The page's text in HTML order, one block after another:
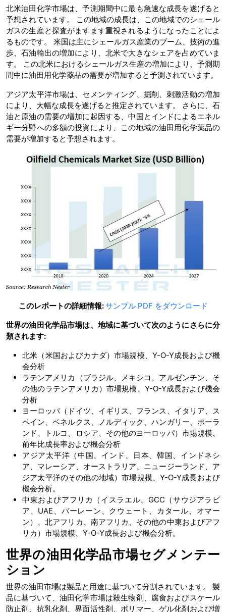
北米油田化学市場は、予測期間中に最も急速な成長を遂げると
予想されています。 この地域の成長は、この地域でのシェール
ガスの生産と探査がますます重視されるようになったことによ
るものです。 米国は主にシェールガス産業のブーム、技術の進
歩、石油輸出の増加により、北米で大きなシェアを占めていま
す。 この北米におけるシェールガス生産の増加により、予測期
間中に油田用化学薬品の需要が増加すると予測されています。
アジア太平洋市場は、セメンティング、掘削、刺激活動の増加
により、大幅な成長を遂げると推定されています。 さらに、石
油と原油の需要の増加に起因する、中国とインドによるエネル
ギー分野への多額の投資により、この地域の油田用化学薬品の
需要が増加すると予想されます。
このレポートの詳細情報:サンプル PDF をダウンロード
世界の油田化学品市場は、地域に基づいて次のようにさらに分
類されます:
北米（米国およびカナダ）市場規模、Y-O-Y成長および機
会分析
ラテンアメリカ（ブラジル、メキシコ、アルゼンチン、そ
の他のラテンアメリカ）市場規模、Y-O-Y成長および機会
分析
ヨーロッパ（ドイツ、イギリス、フランス、イタリア、ス
ペイン、ベネルクス、ノルディック、ハンガリー、ポーラ
ンド、トルコ、ロシア、その他のヨーロッパ）市場規模、
前年比成長率および機会分析
アジア太平洋（中国、インド、日本、韓国、インドネシ
ア、マレーシア、オーストラリア、ニュージーランド、ア
ジア太平洋のその他の地域）市場規模、Y-O-Y成長および
機会分析。
中東およびアフリカ（イスラエル、GCC（サウジアラビ
ア、UAE、バーレーン、クウェート、カタール、オマー
ン）、北アフリカ、南アフリカ、その他の中東およびアフ
リカ）市場規模、Y-O-Y成長および機会分析。
世界の油田化学品市場セグメンテー
ション
世界の油田市場は製品と用途に基づいて分割されています。 製
品に基づいて、油田化学市場は殺生物剤、腐食およびスケール
防止剤、抗乳化剤、界面活性剤、ポリマー、ゲル化剤および増